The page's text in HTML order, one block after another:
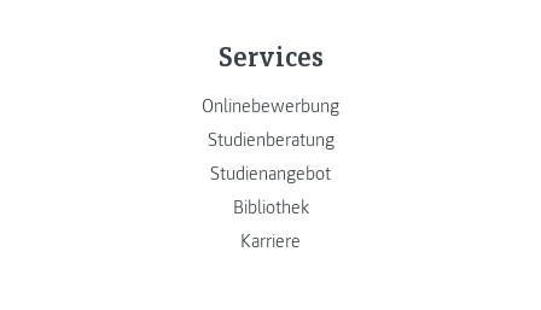
Services
Onlinebewerbung
Studienberatung
Studienangebot
Bibliothek
Karriere